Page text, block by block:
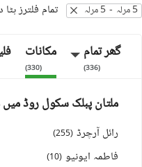
5 مرلہ - 5 مرلہ تمام فلترز
گھر تمام
(
336
)
مکانات
(
330
)
ملتان پبلک سکول روڈ
رائل آرچرڈ (
255
)
فاطمہ ایونیو (
10
)